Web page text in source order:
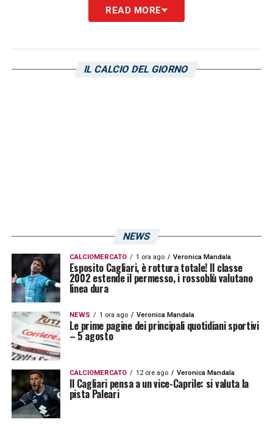
Il ritorno dell’attaccante uzbeko
tecnico romano di avere finalmente la
squadra al completo:infortunati a parte–
READ MORE
IL CALCIO DEL GIORNO
NEWS
CALCIOMERCATO 1 ora ago Veronica Mandala
Esposito Cagliari, è rottura totale! Il classe
2002 estende il permesso, i rossoblù valutano
linea dura
NEWS 1 ora ago Veronica Mandala
Le prime pagine dei principali quotidiani sportivi
– 5 agosto
CALCIOMERCATO 12 ore ago Veronica Mandala
Il Cagliari pensa a un vice-Caprile: si valuta la
pista Paleari